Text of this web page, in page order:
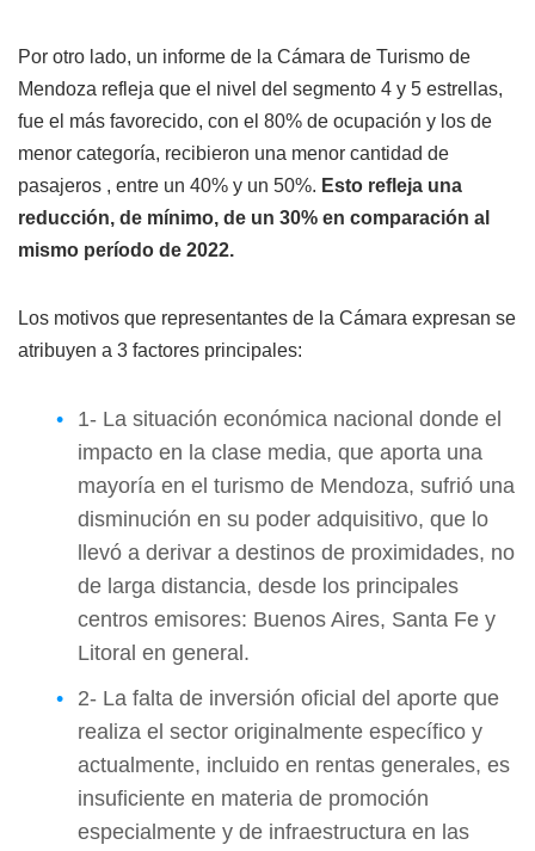
Por otro lado, un informe de la Cámara de Turismo de
Mendoza refleja que el nivel del segmento 4 y 5 estrellas,
fue el más favorecido, con el 80% de ocupación y los de
menor categoría, recibieron una menor cantidad de
pasajeros , entre un 40% y un 50%. Esto refleja una
reducción, de mínimo, de un 30% en comparación al
mismo período de 2022.
Los motivos que representantes de la Cámara expresan se
atribuyen a 3 factores principales:
1- La situación económica nacional donde el
impacto en la clase media, que aporta una
mayoría en el turismo de Mendoza, sufrió una
disminución en su poder adquisitivo, que lo
llevó a derivar a destinos de proximidades, no
de larga distancia, desde los principales
centros emisores: Buenos Aires, Santa Fe y
Litoral en general.
2- La falta de inversión oficial del aporte que
realiza el sector originalmente específico y
actualmente, incluido en rentas generales, es
insuficiente en materia de promoción
especialmente y de infraestructura en las